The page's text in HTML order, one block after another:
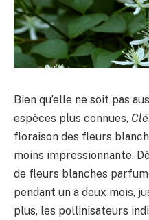
Bien qu’elle ne soit pas
espèces plus connues,
floraison des fleurs
moins impressionnante.
de fleurs blanches
pendant un à deux mois,
plus, les pollinisateurs